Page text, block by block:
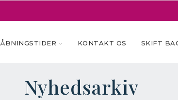
ÅBNINGSTIDER KONTAKT OS SKIFT
Nyhedsarkiv